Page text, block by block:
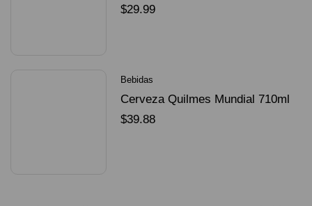
Dorado Mundial
$29.99
Bebidas
Cerveza Quilmes Mundial 710ml
packX4
$39.88